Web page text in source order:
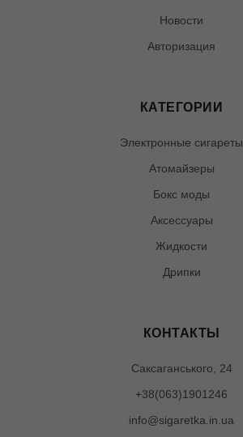
Новости
Авторизация
КАТЕГОРИИ
Электронные сигареты
Атомайзеры
Бокс моды
Аксессуары
Жидкости
Дрипки
КОНТАКТЫ
Саксаганського, 24
+38(063)1901246
info@sigaretka.in.ua